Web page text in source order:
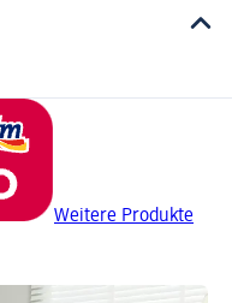
Weitere Produkte